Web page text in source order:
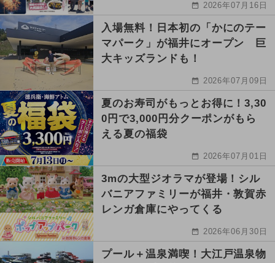
2026年07月16日
入場無料！日本初の「かにのテー
マパーク」が福井にオープン 巨
大キッズランドも！
2026年07月09日
夏のお寿司がもっとお得に！3,30
0円で3,000円分クーポンがもら
える夏の福袋
2026年07月01日
3mの大型ジオラマが登場！シル
バニアファミリーが福井・敦賀赤
レンガ倉庫にやってくる
2026年06月30日
プール＋温泉満喫！大江戸温泉物